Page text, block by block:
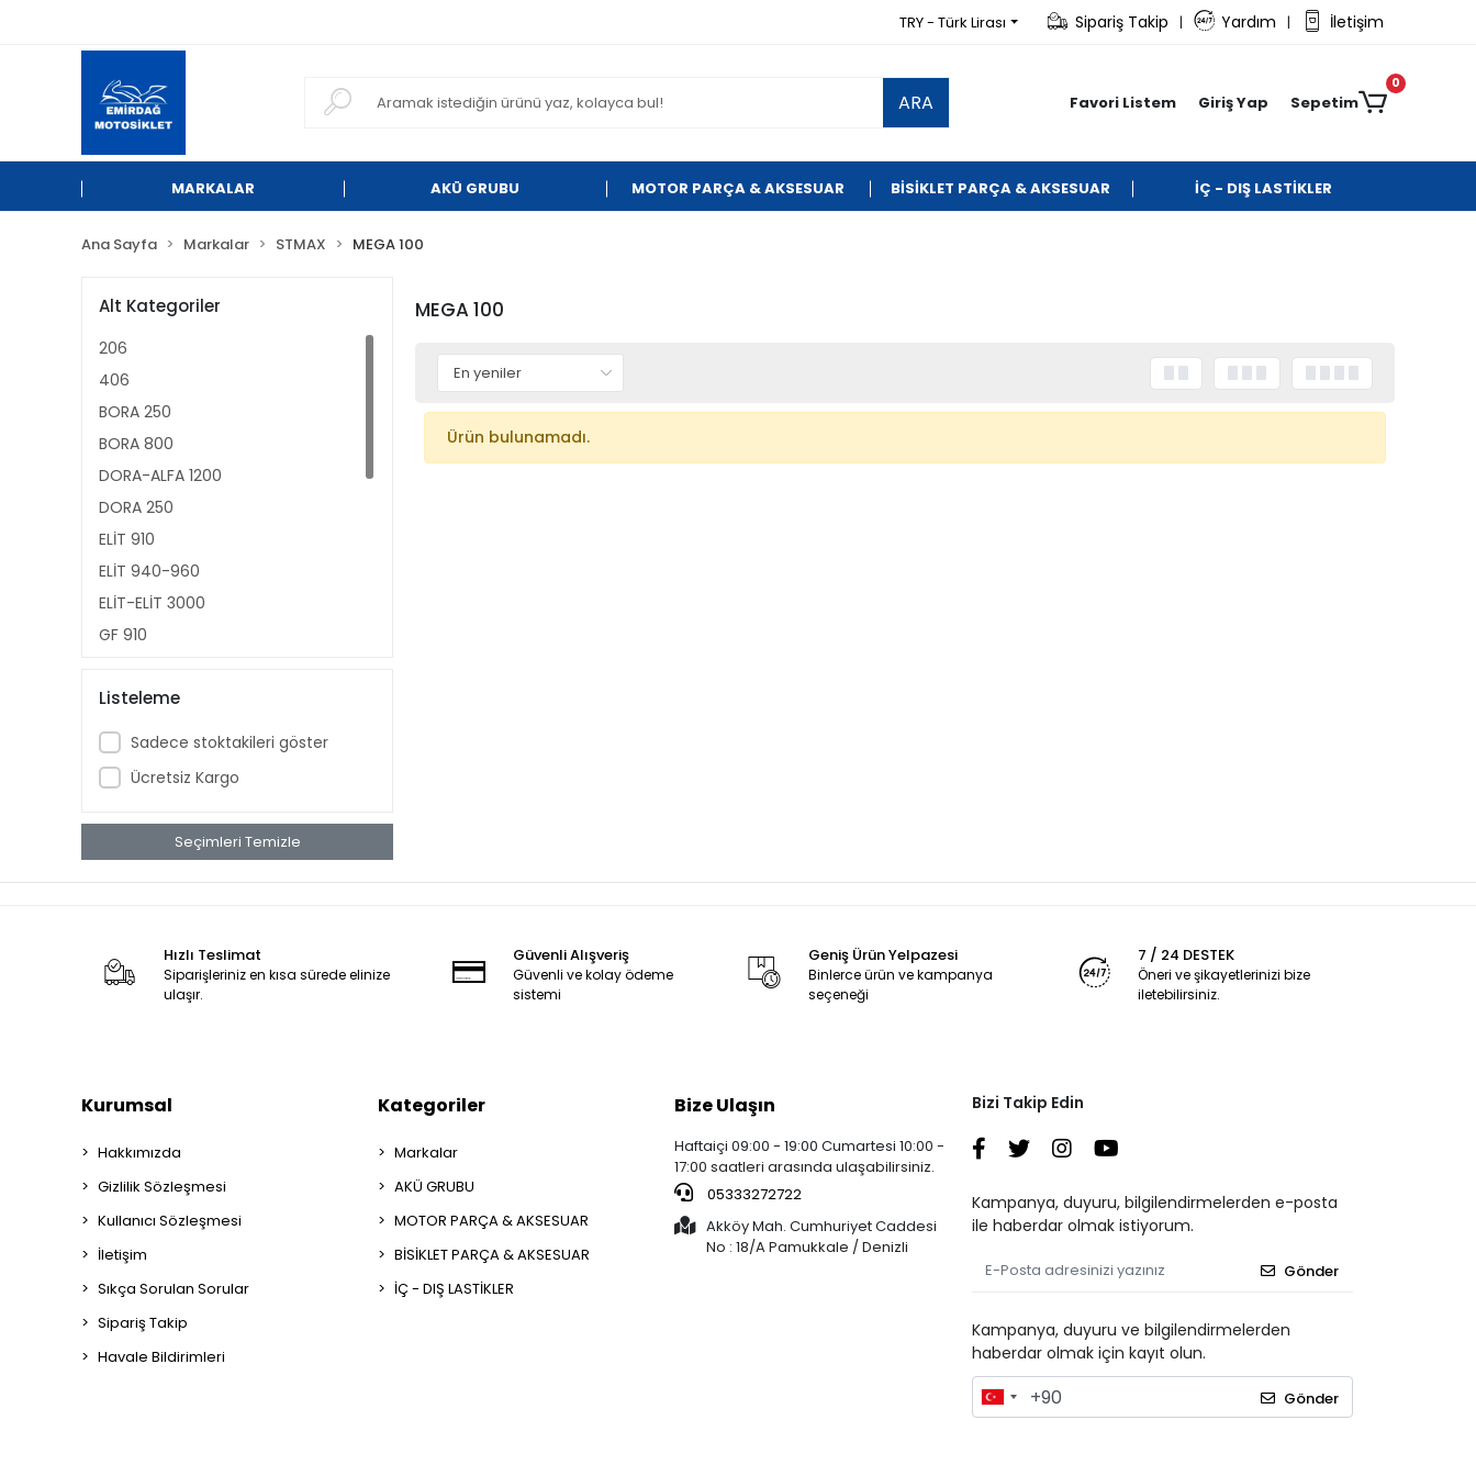
TRY - Türk Lirası Sipariş Takip | Yardım | İletişim
ARA Favori Listem Giriş Yap Sepetim
0
MARKALAR AKÜ GRUBU MOTOR PARÇA & AKSESUAR BİSİKLET PARÇA & AKSESUAR İÇ - DIŞ LASTİKLER
Ana Sayfa Markalar STMAX MEGA 100
Alt Kategoriler
206
406
BORA 250
BORA 800
DORA-ALFA 1200
DORA 250
ELİT 910
ELİT 940-960
ELİT-ELİT 3000
GF 910
KOBRA 2000
KOBRA 250
MEGA 100
STAR 2000
VİVA 80
GF 200-300-400-500
GF 950
VENTO
Listeleme
Sadece stoktakileri göster
Ücretsiz Kargo
Seçimleri Temizle
MEGA 100
Ürün bulunamadı.
Hızlı Teslimat
Siparişleriniz en kısa sürede elinize
ulaşır.
Güvenli Alışveriş
Güvenli ve kolay ödeme
sistemi
Geniş Ürün Yelpazesi
Binlerce ürün ve kampanya
seçeneği
7 / 24 DESTEK
Öneri ve şikayetlerinizi bize
iletebilirsiniz.
Kurumsal
Hakkımızda
Gizlilik Sözleşmesi
Kullanıcı Sözleşmesi
İletişim
Sıkça Sorulan Sorular
Sipariş Takip
Havale Bildirimleri
Kategoriler
Markalar
AKÜ GRUBU
MOTOR PARÇA & AKSESUAR
BİSİKLET PARÇA & AKSESUAR
İÇ - DIŞ LASTİKLER
Bize Ulaşın
Haftaiçi 09:00 - 19:00 Cumartesi 10:00 -
17:00 saatleri arasında ulaşabilirsiniz.
05333272722
Akköy Mah. Cumhuriyet Caddesi
No : 18/A Pamukkale / Denizli
Bizi Takip Edin
Kampanya, duyuru, bilgilendirmelerden e-posta
ile haberdar olmak istiyorum.
Gönder
Kampanya, duyuru ve bilgilendirmelerden
haberdar olmak için kayıt olun.
Gönder